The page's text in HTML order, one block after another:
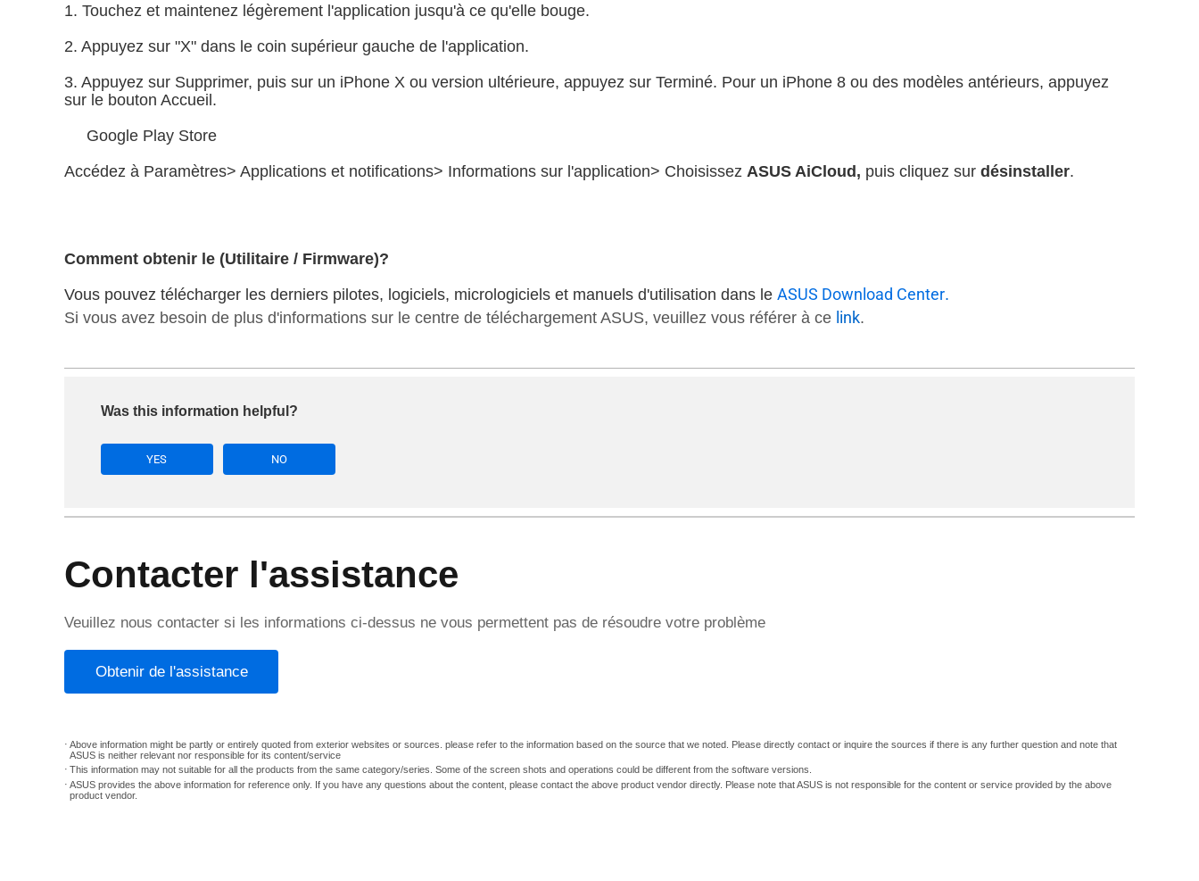
1. Touchez et maintenez légèrement l'application jusqu'à ce qu'elle bouge.
2. Appuyez sur "X" dans le coin supérieur gauche de l'application.
3. Appuyez sur Supprimer, puis sur un iPhone X ou version ultérieure, appuyez sur Terminé. Pour un iPhone 8 ou des modèles antérieurs, appuyez
sur le bouton Accueil.
Google Play Store
Accédez à Paramètres> Applications et notifications> Informations sur l'application> Choisissez ASUS AiCloud, puis cliquez sur désinstaller.
Comment obtenir le (Utilitaire / Firmware)?
Vous pouvez télécharger les derniers pilotes, logiciels, micrologiciels et manuels d'utilisation dans le ASUS Download Center.
Si vous avez besoin de plus d'informations sur le centre de téléchargement ASUS, veuillez vous référer à ce link.
Was this information helpful?
YES NO
Contacter l'assistance
Veuillez nous contacter si les informations ci-dessus ne vous permettent pas de résoudre votre problème
Obtenir de l'assistance
Above information might be partly or entirely quoted from exterior websites or sources. please refer to the information based on the source that we noted. Please directly contact or inquire the sources if there is any further question and note that
ASUS is neither relevant nor responsible for its content/service
This information may not suitable for all the products from the same category/series. Some of the screen shots and operations could be different from the software versions.
ASUS provides the above information for reference only. If you have any questions about the content, please contact the above product vendor directly. Please note that ASUS is not responsible for the content or service provided by the above
product vendor.